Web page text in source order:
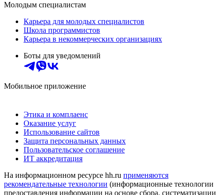
Молодым специалистам
Карьера для молодых специалистов
Школа программистов
Карьера в некоммерческих организациях
Боты для уведомлений
Мобильное приложение
Этика и комплаенс
Оказание услуг
Использование сайтов
Защита персональных данных
Пользовательское соглашение
ИТ аккредитация
На информационном ресурсе hh.ru применяются
рекомендательные технологии (информационные технологии
предоставления информации на основе сбора, систематизации